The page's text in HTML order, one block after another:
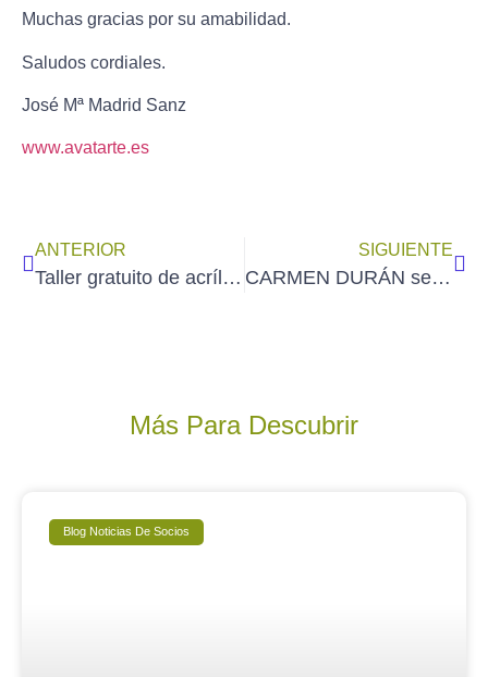
Muchas gracias por su amabilidad.
Saludos cordiales.
José Mª Madrid Sanz
www.avatarte.es
ANTERIOR
Taller gratuito de acrílico impartido por M. Torrús en BACO Bellas Artes (sábado 28/1/2023 mañana)
SIGUIENTE
CARMEN DURÁN seleccionada en el certamen «Solo Arte» de la Asociación de Pintores y Escultores
Más Para Descubrir
Blog Noticias De Socios